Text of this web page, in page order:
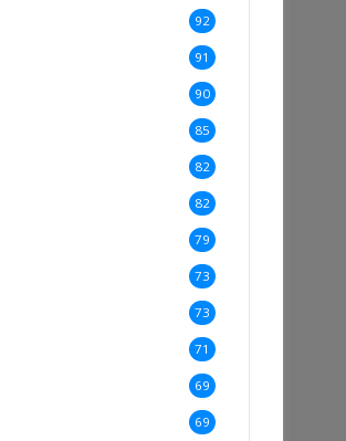
92
91
90
85
82
82
79
73
73
71
69
69